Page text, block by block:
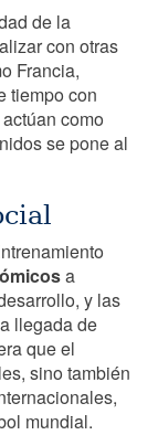
de la
con otras
Francia,
tiempo con
como
se pone al
a
y las
llegada de
que el
sino también
mundial.